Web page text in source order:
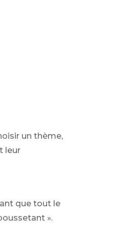
un thème,
leur
que tout le
».